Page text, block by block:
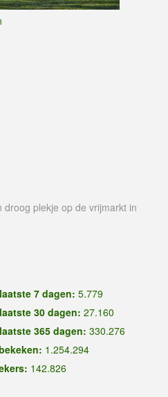
droog plekje op de vrijmarkt in
7 dagen: 5.779
30 dagen: 27.160
365 dagen: 330.276
1.254.294
142.826